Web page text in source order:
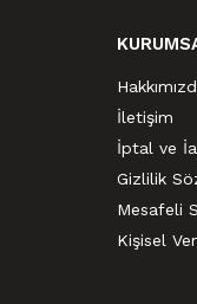
İletişim
İptal ve
Gizlilik
Mesafeli
Kişisel